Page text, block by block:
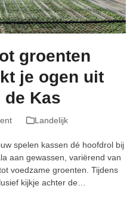
groenten
je ogen uit
Kas
Landelijk
spelen kassen dé hoofdrol bij
aan gewassen, variërend van
voedzame groenten. Tijdens
kijkje achter de…